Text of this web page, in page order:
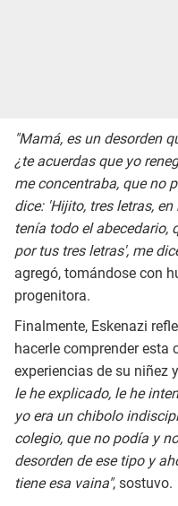
"Mamá, es un desorden
¿te acuerdas que yo
me concentraba, que no
dice: 'Hijito, tres letras,
tenía todo el abecedario,
por tus tres letras', me
agregó, tomándose con
progenitora.
Finalmente, Eskenazi
hacerle comprender
experiencias de su niñez
le he explicado, le he
yo era un chibolo
colegio, que no podía y
desorden de ese tipo y
tiene esa vaina", sostuvo.